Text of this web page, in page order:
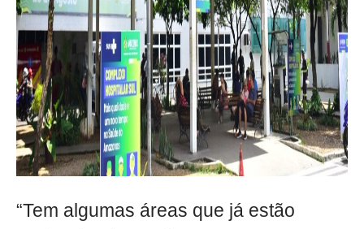
“Tem algumas áreas que já estão